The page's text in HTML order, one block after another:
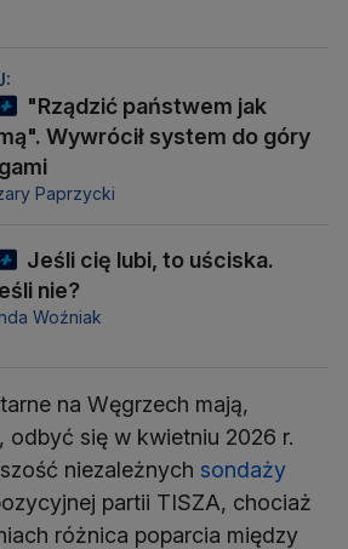
"Rządzić państwem jak
Wywrócił system do góry
Paprzycki
Jeśli cię lubi, to uściska.
nie?
Woźniak
na Węgrzech mają,
odbyć się w kwietniu 2026 r.
niezależnych sondaży
partii TISZA, chociaż
różnica poparcia między